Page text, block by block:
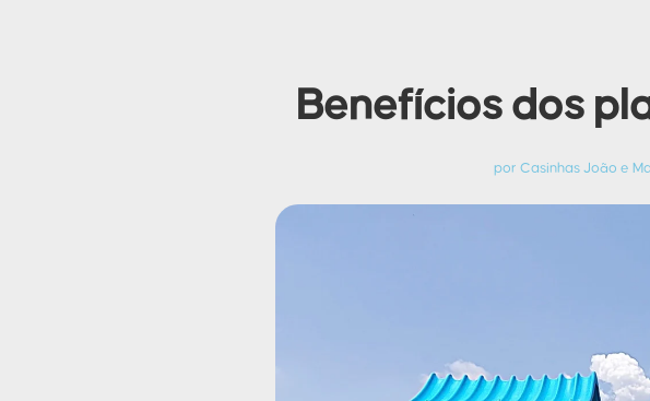
Benefícios dos
por Casinhas João e